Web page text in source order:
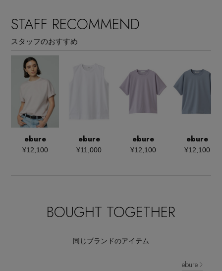
STAFF RECOMMEND
スタッフのおすすめ
ebure
¥12,100
ebure
¥11,000
ebure
¥12,100
ebure
¥12,100
BOUGHT TOGETHER
同じブランドのアイテム
ebure